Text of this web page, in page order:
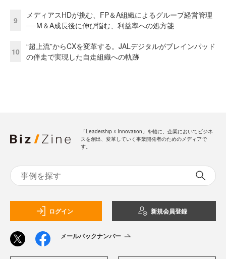
9
メディアスHDが挑む、FP＆A組織によるグループ経営管理
──M＆A成長後に伸び悩む、利益率への処方箋
10
“超上流”からCXを変革する。JALデジタルがブレインパッド
の伴走で実現した自走組織への軌跡
「Leadership ☓ Innovation」を軸に、企業においてビジネ
スを創出、変革していく事業開発者のためのメディアで
す。
ログイン 新規会員登録
メールバックナンバー